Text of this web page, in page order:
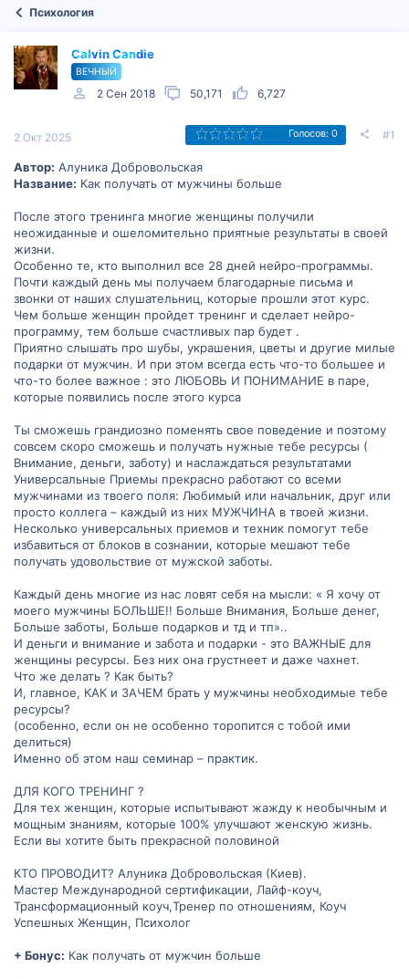
Психология
Calvin Candie
ВЕЧНЫЙ
2 Сен 2018 50,171 6,727
2 Окт 2025 Голосов: 0 #1
Автор: Алуника Добровольская
Название: Как получать от мужчины больше
После этого тренинга многие женщины получили
неожиданные и ошеломительно приятные результаты в своей
жизни.
Особенно те, кто выполнил все 28 дней нейро-программы.
Почти каждый день мы получаем благодарные письма и
звонки от наших слушательниц, которые прошли этот курс.
Чем больше женщин пройдет тренинг и сделает нейро-
программу, тем больше счастливых пар будет .
Приятно слышать про шубы, украшения, цветы и другие милые
подарки от мужчин. И при этом всегда есть что-то большее и
что-то более важное : это ЛЮБОВЬ И ПОНИМАНИЕ в паре,
которые появились после этого курса
Ты сможешь грандиозно поменять свое поведение и поэтому
совсем скоро сможешь и получать нужные тебе ресурсы (
Внимание, деньги, заботу) и наслаждаться результатами
Универсальные Приемы прекрасно работают со всеми
мужчинами из твоего поля: Любимый или начальник, друг или
просто коллега – каждый из них МУЖЧИНА в твоей жизни.
Несколько универсальных приемов и техник помогут тебе
избавиться от блоков в сознании, которые мешают тебе
получать удовольствие от мужской заботы.
Каждый день многие из нас ловят себя на мысли: « Я хочу от
моего мужчины БОЛЬШЕ!! Больше Внимания, Больше денег,
Больше заботы, Больше подарков и тд и тп»..
И деньги и внимание и забота и подарки - это ВАЖНЫЕ для
женщины ресурсы. Без них она грустнеет и даже чахнет.
Что же делать ? Как быть?
И, главное, КАК и ЗАЧЕМ брать у мужчины необходимые тебе
ресурсы?
(особенно, если он не особенно торопится с тобой ими
делиться)
Именно об этом наш семинар – практик.
ДЛЯ КОГО ТРЕНИНГ ?
Для тех женщин, которые испытывают жажду к необычным и
мощным знаниям, которые 100% улучшают женскую жизнь.
Если вы хотите быть прекрасной половиной
КТО ПРОВОДИТ? Алуника Добровольская (Киев).
Мастер Международной сертификации, Лайф-коуч,
Трансформационный коуч,Тренер по отношениям, Коуч
Успешных Женщин, Психолог
+ Бонус: Как получать от мужчин больше